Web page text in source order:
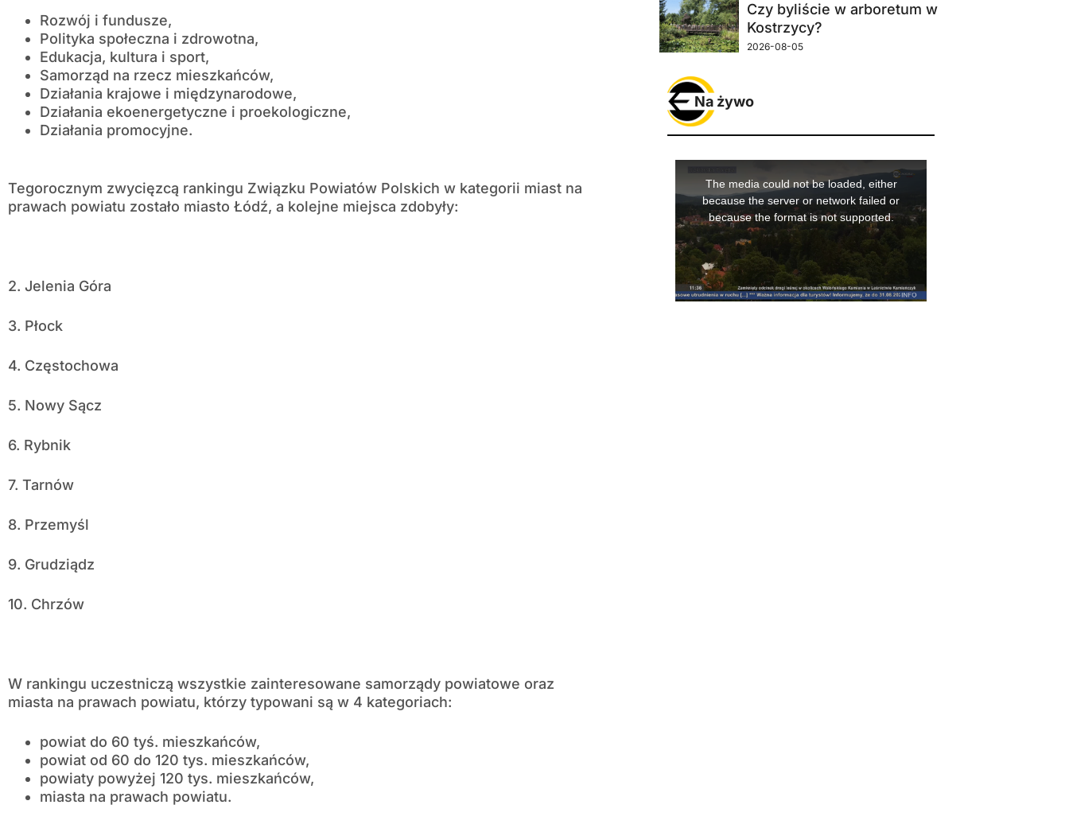
Rozwój i fundusze,
Polityka społeczna i zdrowotna,
Edukacja, kultura i sport,
Samorząd na rzecz mieszkańców,
Działania krajowe i międzynarodowe,
Działania ekoenergetyczne i proekologiczne,
Działania promocyjne.
Tegorocznym zwycięzcą rankingu Związku Powiatów Polskich w kategorii miast na
prawach powiatu zostało miasto Łódź, a kolejne miejsca zdobyły:
2. Jelenia Góra
3. Płock
4. Częstochowa
5. Nowy Sącz
6. Rybnik
7. Tarnów
8. Przemyśl
9. Grudziądz
10. Chrzów
W rankingu uczestniczą wszystkie zainteresowane samorządy powiatowe oraz
miasta na prawach powiatu, którzy typowani są w 4 kategoriach:
powiat do 60 tyś. mieszkańców,
powiat od 60 do 120 tys. mieszkańców,
powiaty powyżej 120 tys. mieszkańców,
miasta na prawach powiatu.
Czy byliście w arboretum w
Kostrzycy?
2026-08-05
Na żywo